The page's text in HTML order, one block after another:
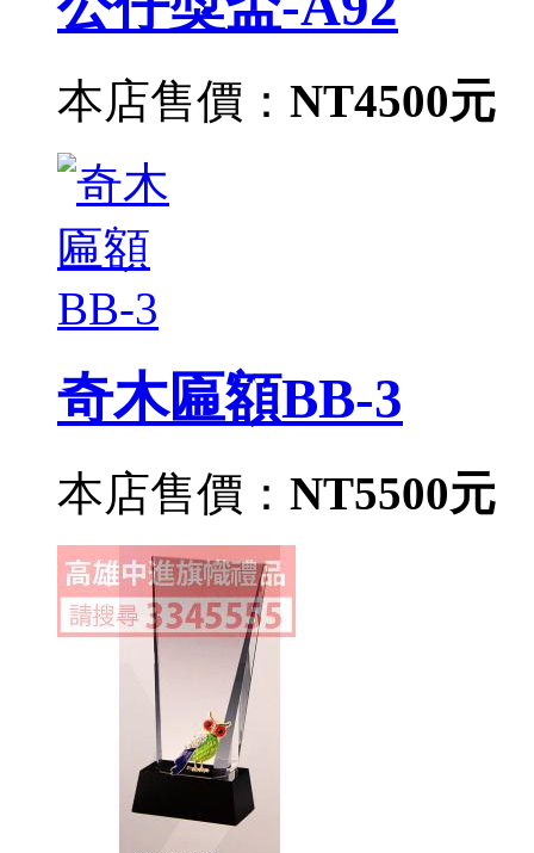
本店售價： NT4500元
奇木匾額BB-3
本店售價： NT5500元